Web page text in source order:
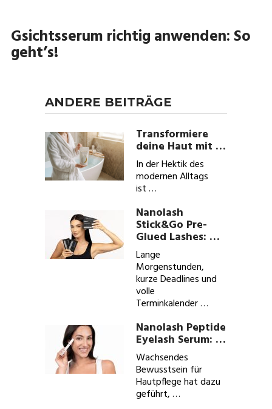
Gsichtsserum richtig anwenden: So
geht’s!
ANDERE BEITRÄGE
Transformiere
deine Haut mit …
In der Hektik des
modernen Alltags
ist …
Nanolash
Stick&Go Pre-
Glued Lashes: …
Lange
Morgenstunden,
kurze Deadlines und
volle
Terminkalender …
Nanolash Peptide
Eyelash Serum: …
Wachsendes
Bewusstsein für
Hautpflege hat dazu
geführt, …